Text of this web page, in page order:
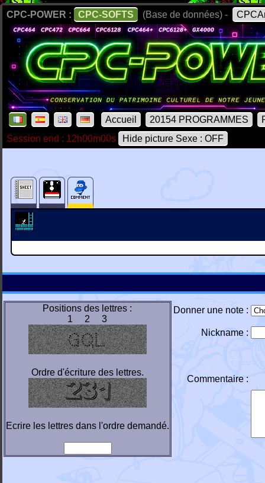
CPC-POWER : CPC-SOFTS (Base de données) -
Accueil 20154 PROGRAMMES
Session end : 12h00m00s
Hide picture Sexe : OFF
Positions des lettres :
1 2 3
Ordre d'écriture des lettres.
Ecrire les lettres dans l'ordre demandé.
Donner une note :
Nickname :
Commentaire :